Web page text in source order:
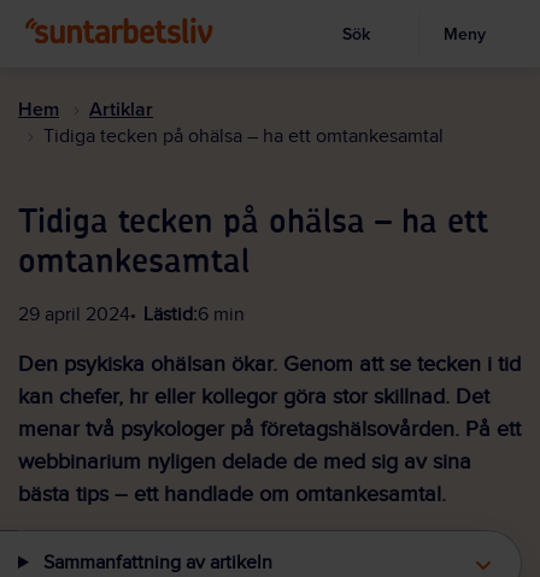
huvudinnehållet
Visa sökruta
Sök Meny
Hem Artiklar
Tidiga tecken på ohälsa – ha ett omtankesamtal
Tidiga tecken på ohälsa – ha ett
omtankesamtal
29 april 2024 Lästid:6 min
Den psykiska ohälsan ökar. Genom att se tecken i tid
kan chefer, hr eller kollegor göra stor skillnad. Det
menar två psykologer på företagshälsovården. På ett
webbinarium nyligen delade de med sig av sina
bästa tips – ett handlade om omtankesamtal.
Sammanfattning av artikeln